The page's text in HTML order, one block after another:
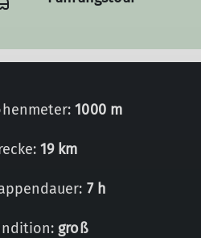
1000 m
19 km
7 h
groß